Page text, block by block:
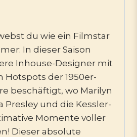
du wie ein Filmstar
In dieser Saison
Inhouse-Designer mit
der 1950er-
beschäftigt, wo Marilyn
Presley und die Kessler-
Momente voller
Dieser absolute